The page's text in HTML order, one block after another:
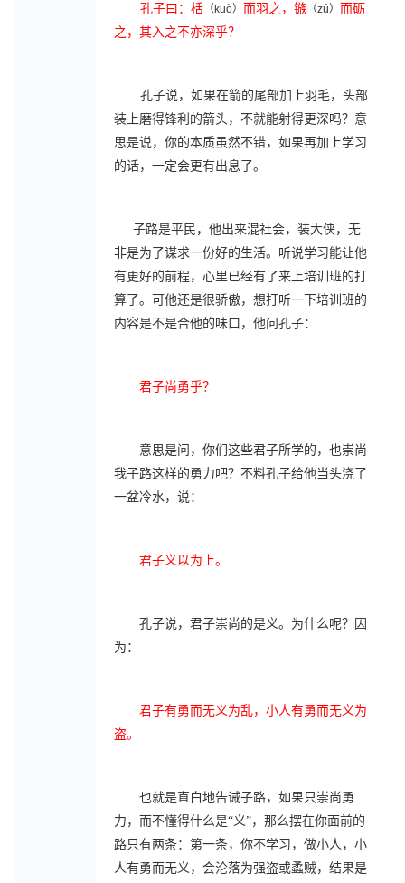
孔子曰：栝 （kuò） 而羽之，镞 （zú） 而砺
之，其入之不亦深乎？
孔子说，如果在箭的尾部加上羽毛，头部
装上磨得锋利的箭头，不就能射得更深吗？意
思是说，你的本质虽然不错，如果再加上学习
的话，一定会更有出息了。
子路是平民，他出来混社会，装大侠，无
非是为了谋求一份好的生活。听说学习能让他
有更好的前程，心里已经有了来上培训班的打
算了。可他还是很骄傲，想打听一下培训班的
内容是不是合他的味口，他问孔子：
君子尚勇乎？
意思是问，你们这些君子所学的，也崇尚
我子路这样的勇力吧？不料孔子给他当头浇了
一盆冷水，说：
君子义以为上。
孔子说，君子崇尚的是义。为什么呢？因
为：
君子有勇而无义为乱，小人有勇而无义为
盗。
也就是直白地告诫子路，如果只崇尚勇
力，而不懂得什么是“义”，那么摆在你面前的
路只有两条：第一条，你不学习，做小人，小
人有勇而无义，会沦落为强盗或蟊贼，结果是